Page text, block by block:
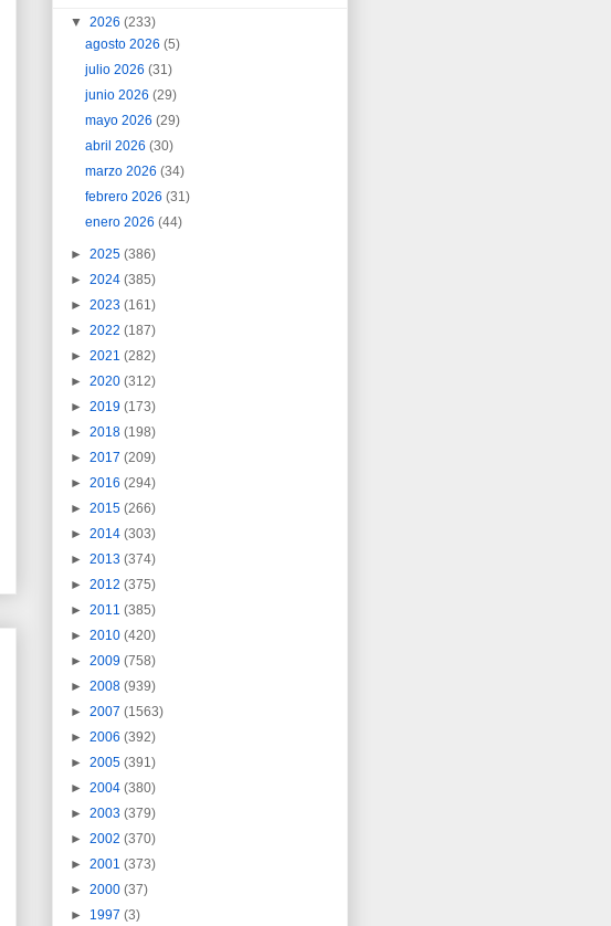
▼ 2026 (233)
agosto 2026(5)
julio 2026(31)
junio 2026(29)
mayo 2026(29)
abril 2026(30)
marzo 2026(34)
febrero 2026(31)
enero 2026(44)
► 2025 (386)
► 2024 (385)
► 2023 (161)
► 2022 (187)
► 2021 (282)
► 2020 (312)
► 2019 (173)
► 2018 (198)
► 2017 (209)
► 2016 (294)
► 2015 (266)
► 2014 (303)
► 2013 (374)
► 2012 (375)
► 2011 (385)
► 2010 (420)
► 2009 (758)
► 2008 (939)
► 2007 (1563)
► 2006 (392)
► 2005 (391)
► 2004 (380)
► 2003 (379)
► 2002 (370)
► 2001 (373)
► 2000 (37)
► 1997 (3)